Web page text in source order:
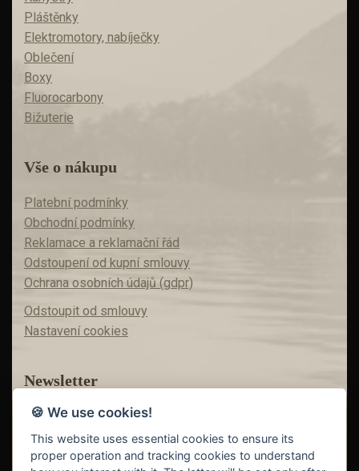
Pláštěnky
Elektromotory, nabíječky
Oblečení
Boxy
Fluorocarbony
Bižuterie
Vše o nákupu
Platební podmínky
Obchodní podmínky
Reklamace a reklamační řád
Odstoupení od kupní smlouvy
Ochrana osobních údajů (gdpr)
Odstoupit od smlouvy
Nastavení cookies
Newsletter
Máte zájem o akční nabídky?
Teď už vám nic neunikne!
🍪 We use cookies!
This website uses essential cookies to ensure its
proper operation and tracking cookies to understand